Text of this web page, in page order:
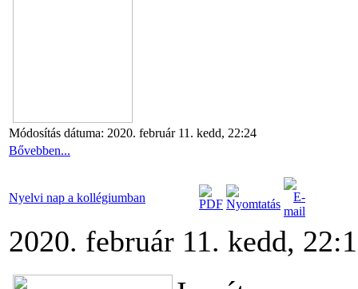
Módosítás dátuma: 2020. február 11. kedd, 22:24
Bővebben...
Nyelvi nap a kollégiumban
2020. február 11. kedd,